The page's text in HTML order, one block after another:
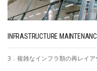
INFRASTRUCTURE
3．複雑なインフラ類の再レイ